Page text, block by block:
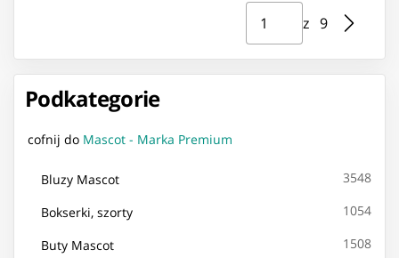
Podkategorie
cofnij do Mascot - Marka Premium
Bluzy Mascot 3548
Bokserki, szorty 1054
Buty Mascot 1508
Strona ⁨1⁩ z ⁨9⁩
z ⁨9⁩
Przejdź do strony